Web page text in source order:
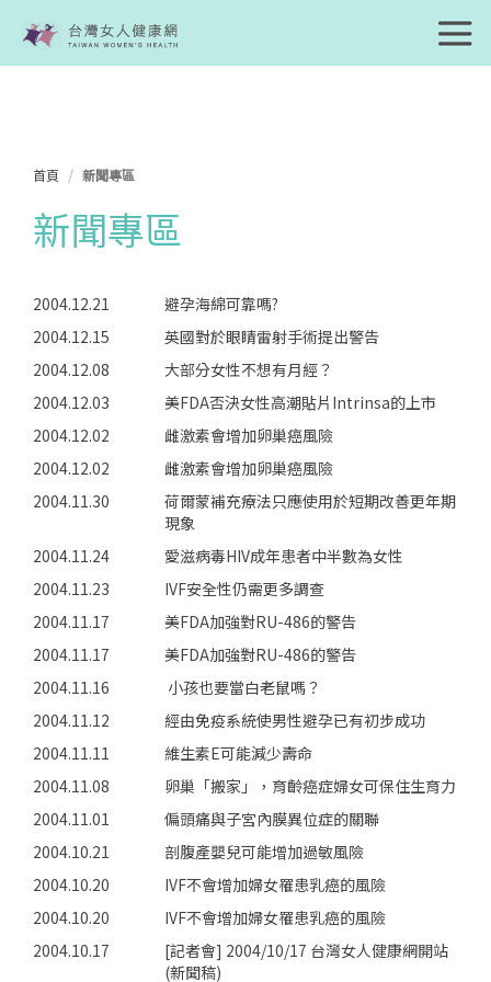
首頁 新聞專區
新聞專區
2004.12.21
避孕海綿可靠嗎?
2004.12.15
英國對於眼睛雷射手術提出警告
2004.12.08
大部分女性不想有月經？
2004.12.03
美FDA否決女性高潮貼片Intrinsa的上市
2004.12.02
雌激素會增加卵巢癌風險
2004.12.02
雌激素會增加卵巢癌風險
2004.11.30
荷爾蒙補充療法只應使用於短期改善更年期
現象
2004.11.24
愛滋病毒HIV成年患者中半數為女性
2004.11.23
IVF安全性仍需更多調查
2004.11.17
美FDA加強對RU-486的警告
2004.11.17
美FDA加強對RU-486的警告
2004.11.16
小孩也要當白老鼠嗎？
2004.11.12
經由免疫系統使男性避孕已有初步成功
2004.11.11
維生素E可能減少壽命
2004.11.08
卵巢「搬家」，育齡癌症婦女可保住生育力
2004.11.01
偏頭痛與子宮內膜異位症的關聯
2004.10.21
剖腹產嬰兒可能增加過敏風險
2004.10.20
IVF不會增加婦女罹患乳癌的風險
2004.10.20
IVF不會增加婦女罹患乳癌的風險
2004.10.17
[記者會] 2004/10/17 台灣女人健康網開站
(新聞稿)